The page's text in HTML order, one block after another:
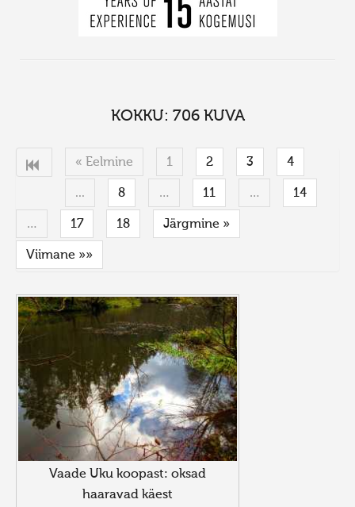
KOKKU: 706 KUVA
« Eelmine 1 2 3 4
... 8 … 11 … 14
… 17 18 Järgmine »
Viimane »»
Vaade Uku koopast: oksad
haaravad käest